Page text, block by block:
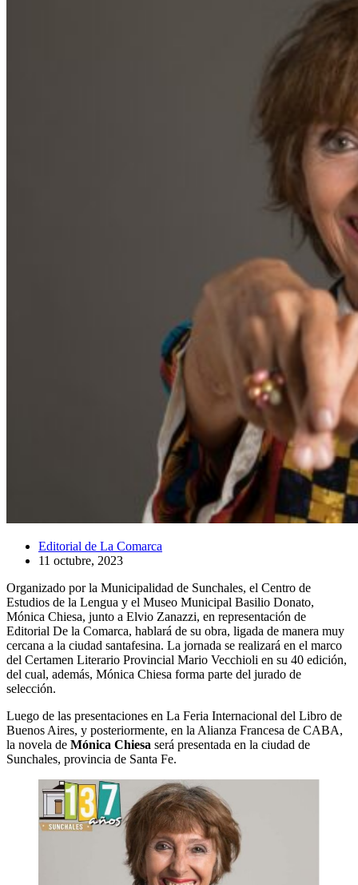
Editorial de La Comarca
11 octubre, 2023
Organizado por la Municipalidad de Sunchales, el Centro de
Estudios de la Lengua y el Museo Municipal Basilio Donato,
Mónica Chiesa, junto a Elvio Zanazzi, en representación de
Editorial De la Comarca, hablará de su obra, ligada de manera muy
cercana a la ciudad santafesina. La jornada se realizará en el marco
del Certamen Literario Provincial Mario Vecchioli en su 40 edición,
del cual, además, Mónica Chiesa forma parte del jurado de
selección.
Luego de las presentaciones en La Feria Internacional del Libro de
Buenos Aires, y posteriormente, en la Alianza Francesa de CABA,
la novela de Mónica Chiesa será presentada en la ciudad de
Sunchales, provincia de Santa Fe.